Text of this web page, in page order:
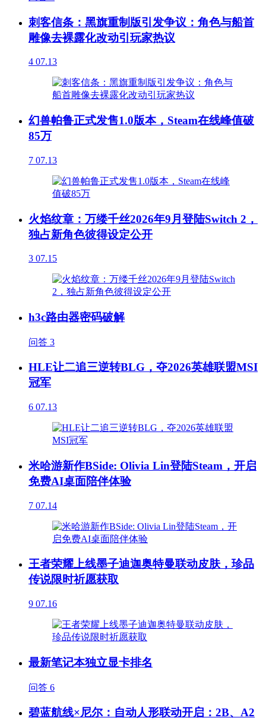
刺客信条：黑旗重制版引发争议：角色与船首
雕像去裸露化改动引玩家热议
4 07.13
幻兽帕鲁正式发售1.0版本，Steam在线峰值破
85万
7 07.13
火焰纹章：万缕千丝2026年9月登陆Switch 2，
独占新角色彼得设定公开
3 07.15
h3c路由器密码破解
问答 3
HLE让二追三逆转BLG，夺2026英雄联盟MSI
冠军
6 07.13
米哈游新作BSide: Olivia Lin登陆Steam，开启
免费AI桌面陪伴体验
7 07.14
王者荣耀上线墨子迪迦奥特曼联动皮肤，珍品
传说限时祈愿获取
9 07.16
最新笔记本独立显卡排名
问答 6
碧蓝航线×尼尔：自动人形联动开启：2B、A2